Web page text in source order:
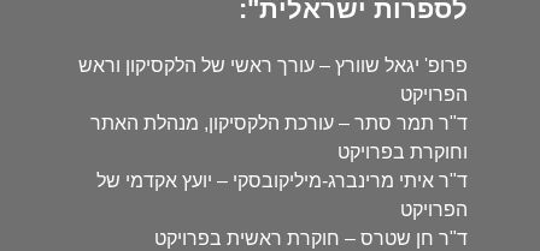
לספרות ישראלית":
פרופ' יגאל שוורץ – עורך ראשי של הלקסיקון וראש
הפרויקט
ד"ר תמר סתר – עורכת הלקסיקון, מנהלת האתר
וחוקרת בפרויקט
ד"ר איתי מרינברג-מיליקובסקי – יועץ אקדמי של
הפרויקט
ד"ר חן שטרס – חוקרת ראשית בפרויקט